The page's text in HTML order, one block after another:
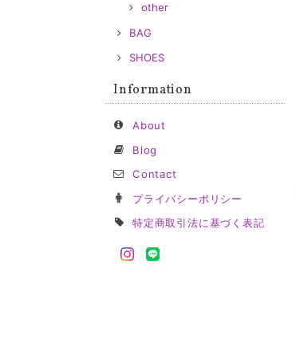
other
BAG
SHOES
Information
About
Blog
Contact
プライバシーポリシー
特定商取引法に基づく表記